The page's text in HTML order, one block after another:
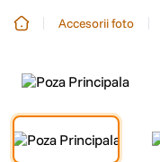
3. trepied telefon
Accesorii foto